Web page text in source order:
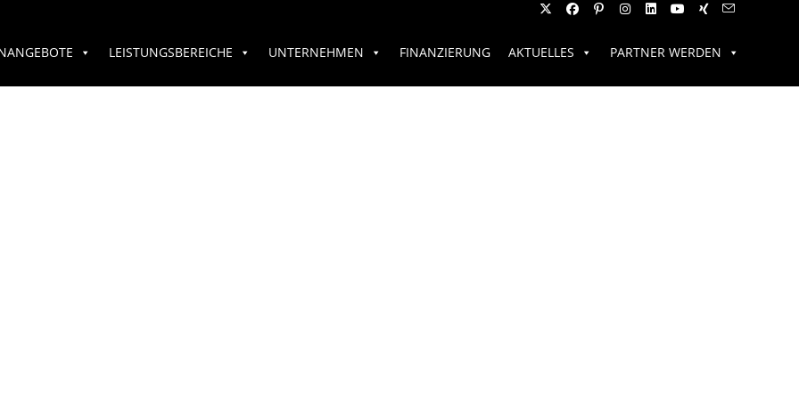
LEISTUNGSBEREICHE UNTERNEHMEN FINANZIERUNG AKTUELLES PARTNER WERDEN